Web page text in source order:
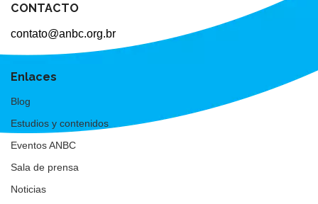
CONTACTO
contato@anbc.org.br
Enlaces
Blog
Estudios y contenidos
Eventos ANBC
Sala de prensa
Noticias